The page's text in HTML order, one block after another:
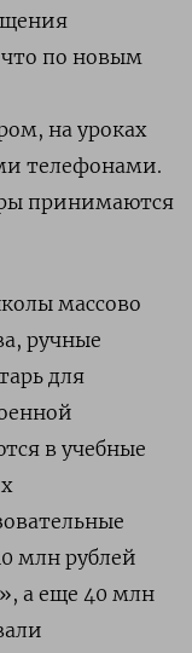
что по новым
на уроках
телефонами.
принимаются
массово
ручные
для
в учебные
млн рублей
а еще 40 млн